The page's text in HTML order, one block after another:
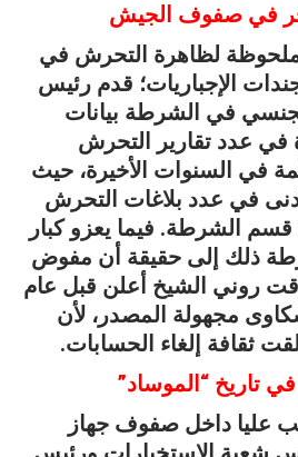
في صفوف الجيش
لظاهرة التحرش في
الإجباريات؛ قدم رئيس
في الشرطة بيانات
في عدد تقارير التحرش
في السنوات الأخيرة، حيث
هو الأدنى في عدد بلاغات التحرش
الشرطة. فيما يعزو كبار
ذلك إلى حقيقة أن مفوض
روني الشيخ أعلن قبل عام
مجهولة المصدر، لأن
ثقافة إلغاء الحسابات.
تاريخ “الموساد”
عليا داخل صفوف جهاز